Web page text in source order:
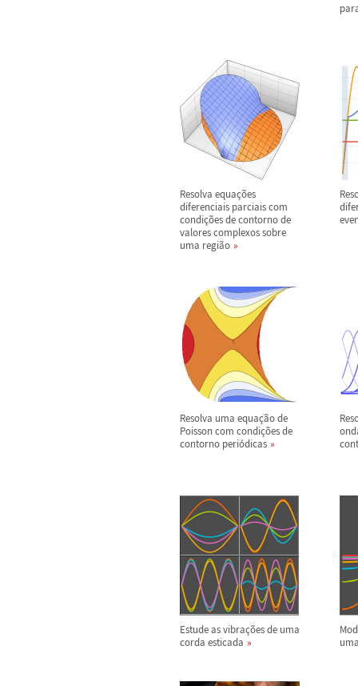
Resolva equações
diferenciais parciais com
condições de contorno de
valores complexos sobre
uma região
Resolva uma equação de
Poisson com condições de
contorno periódicas
Estude as vibrações de uma
corda esticada